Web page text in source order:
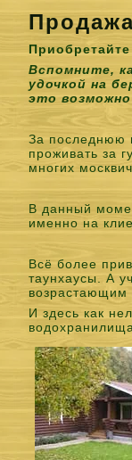
Вспомните,
удочкой на
это
За последнюю
проживать за
многих
В данный
именно на
Всё более
таунхаусы. А
возрастающим
И здесь как